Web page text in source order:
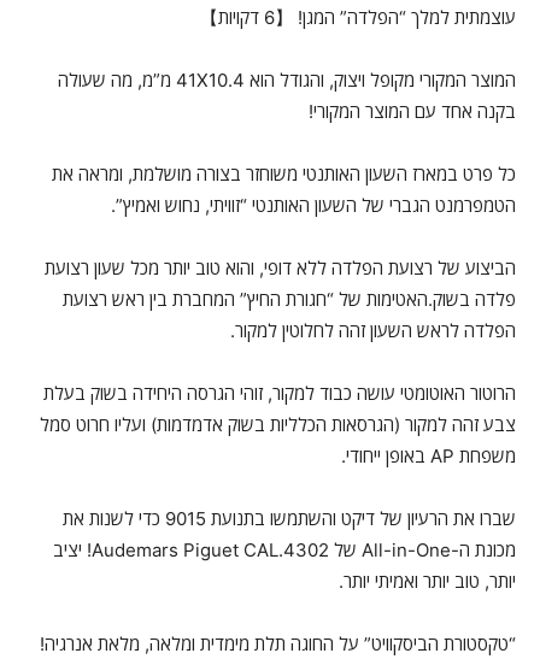
עוצמתית למלך “הפלדה” המגן! 【6 דקויות】
המוצר המקורי מקופל ויצוק, והגודל הוא 41X10.4 מ”מ, מה שעולה
בקנה אחד עם המוצר המקורי!
כל פרט במארז השעון האותנטי משוחזר בצורה מושלמת, ומראה את
הטמפרמנט הגברי של השעון האותנטי “זוויתי, נחוש ואמיץ”.
הביצוע של רצועת הפלדה ללא דופי, והוא טוב יותר מכל שעון רצועת
פלדה בשוק.האטימות של “חגורת החיץ” המחברת בין ראש רצועת
הפלדה לראש השעון זהה לחלוטין למקור.
הרוטור האוטומטי עושה כבוד למקור, זוהי הגרסה היחידה בשוק בעלת
צבע זהה למקור (הגרסאות הכלליות בשוק אדמדמות) ועליו חרוט סמל
משפחת AP באופן ייחודי.
שברו את הרעיון של דיקט והשתמשו בתנועת 9015 כדי לשנות את
מכונת ה-All-in-One של Audemars Piguet CAL.4302! יציב
יותר, טוב יותר ואמיתי יותר.
“טקסטורת הביסקוויט” על החוגה תלת מימדית ומלאה, מלאת אנרגיה!